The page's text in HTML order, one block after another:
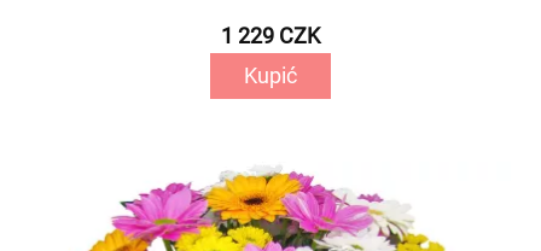
1 229 CZK
Kupić